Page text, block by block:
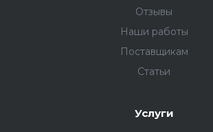
Отзывы
Наши работы
Поставщикам
Статьи
Услуги